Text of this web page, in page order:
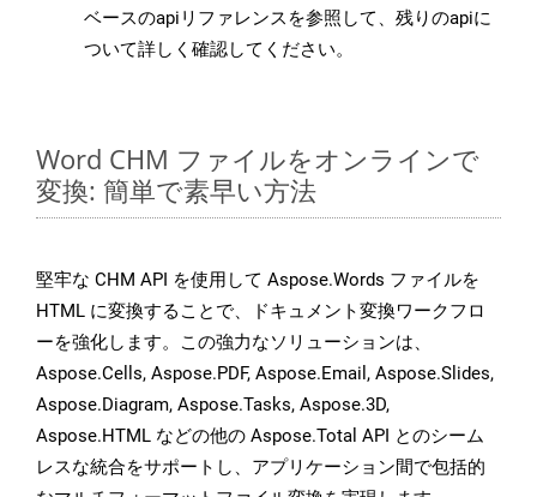
ベースのapiリファレンスを参照して、残りのapiに
ついて詳しく確認してください。
Word CHM ファイルをオンラインで
変換: 簡単で素早い方法
堅牢な CHM API を使用して Aspose.Words ファイルを
HTML に変換することで、ドキュメント変換ワークフロ
ーを強化します。この強力なソリューションは、
Aspose.Cells, Aspose.PDF, Aspose.Email, Aspose.Slides,
Aspose.Diagram, Aspose.Tasks, Aspose.3D,
Aspose.HTML などの他の Aspose.Total API とのシーム
レスな統合をサポートし、アプリケーション間で包括的